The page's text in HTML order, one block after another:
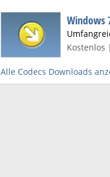
Windows
Kostenlos
Alle Codecs Downloads